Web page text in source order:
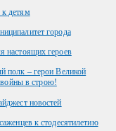
детям
города
настоящих героев
полк – герои Великой
в строю!
новостей
к стодесятилетию